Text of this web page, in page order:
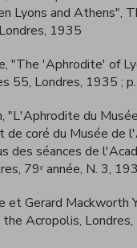
Lyons and Athens",
1935
"The 'Aphrodite' of
55, Londres, 1935;
"L'Aphrodite du
de coré du Musée de
des séances de
79ᵉ année, N. 3,
et Gerard Mackworth
the Acropolis,